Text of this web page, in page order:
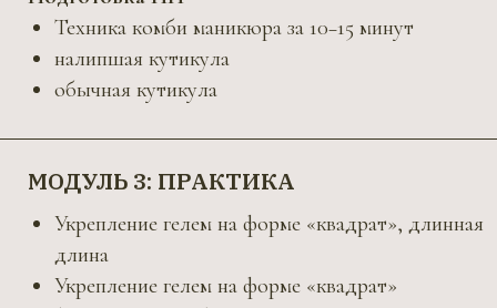
с таймером
Сертификат о прохождении курса
Комфорт (все уроки в записи, и их можно
смотреть в любое время)
Обратная связь (курс полностью с обратной
связью инструктор Ангелина, может в любом
ДОПОЛНИТЕЛЬНО